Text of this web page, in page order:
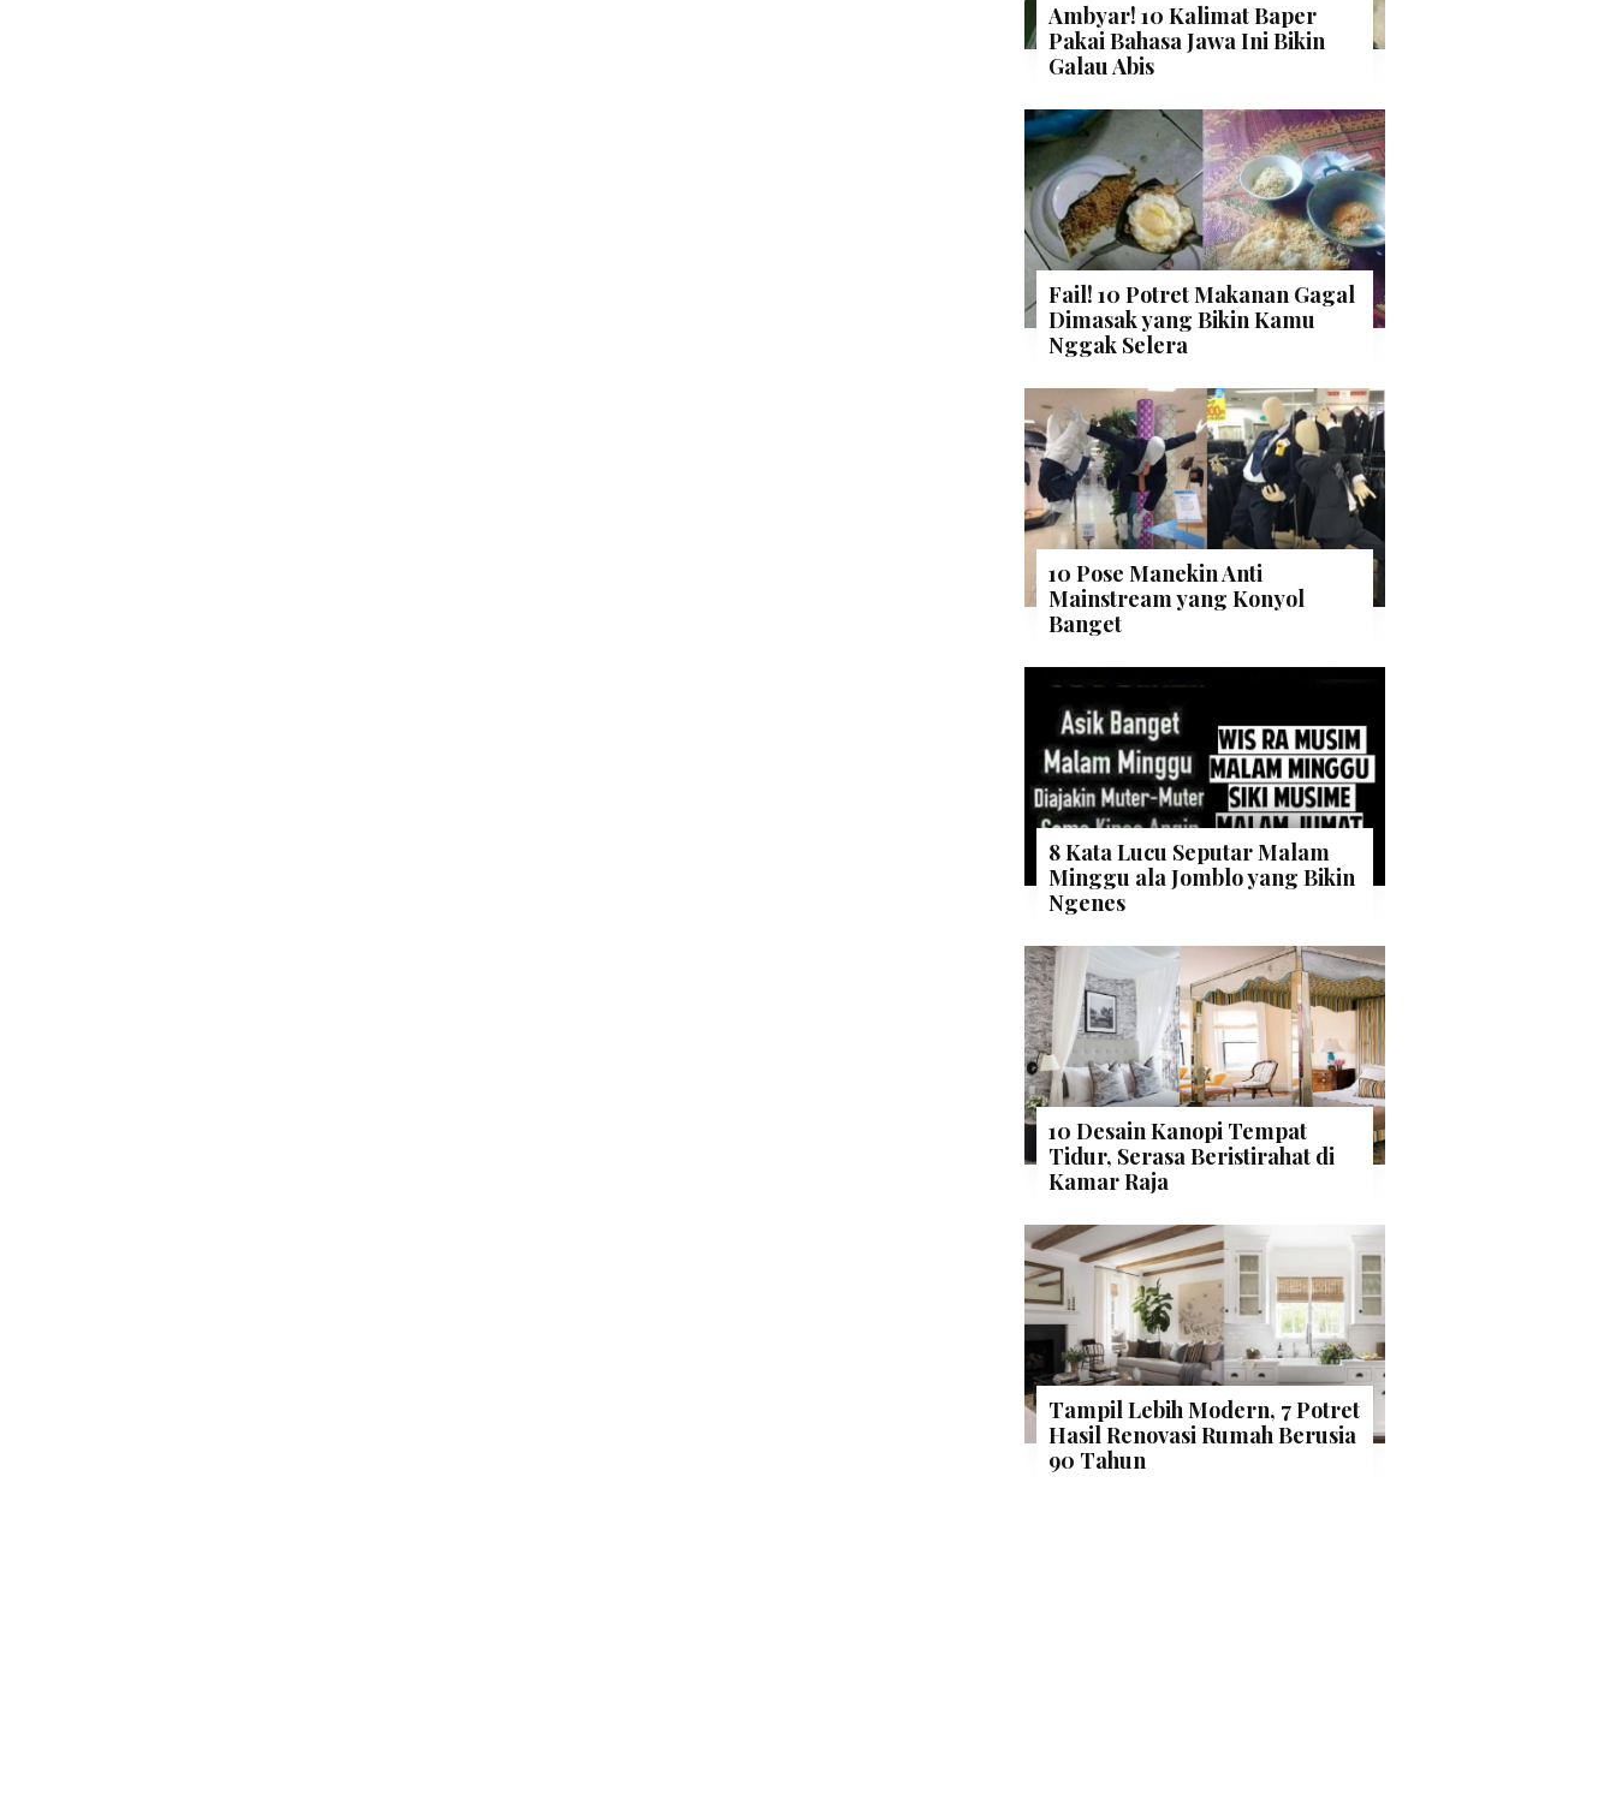
Ambyar! 10 Kalimat Baper
Pakai Bahasa Jawa Ini Bikin
Galau Abis
Fail! 10 Potret Makanan Gagal
Dimasak yang Bikin Kamu
Nggak Selera
10 Pose Manekin Anti
Mainstream yang Konyol
Banget
8 Kata Lucu Seputar Malam
Minggu ala Jomblo yang Bikin
Ngenes
10 Desain Kanopi Tempat
Tidur, Serasa Beristirahat di
Kamar Raja
Tampil Lebih Modern, 7 Potret
Hasil Renovasi Rumah Berusia
90 Tahun